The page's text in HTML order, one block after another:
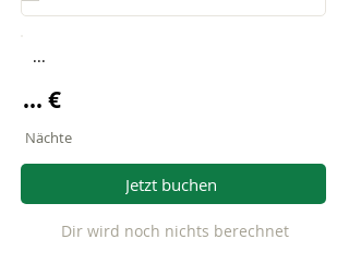
...
... €
Nächte
Jetzt buchen
Dir wird noch nichts berechnet